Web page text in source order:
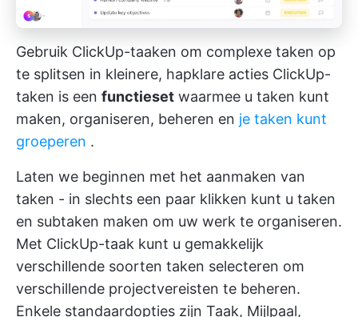
Gebruik ClickUp-taaken om complexe taken op
te splitsen in kleinere, hapklare acties ClickUp-
taken is een functieset waarmee u taken kunt
maken, organiseren, beheren en je taken kunt
groeperen .
Laten we beginnen met het aanmaken van
taken - in slechts een paar klikken kunt u taken
en subtaken maken om uw werk te organiseren.
Met ClickUp-taak kunt u gemakkelijk
verschillende soorten taken selecteren om
verschillende projectvereisten te beheren.
Enkele standaardopties zijn Taak, Mijlpaal,